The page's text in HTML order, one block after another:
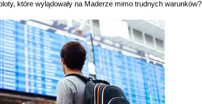
które wylądowały na Maderze mimo trudnych warunków?